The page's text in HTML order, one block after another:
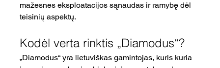
mažesnes eksploatacijos sąnaudas ir ramybę dėl
teisinių aspektų.
Kodėl verta rinktis „Diamodus“?
„Diamodus“ yra lietuviškas gamintojas, kuris kuria